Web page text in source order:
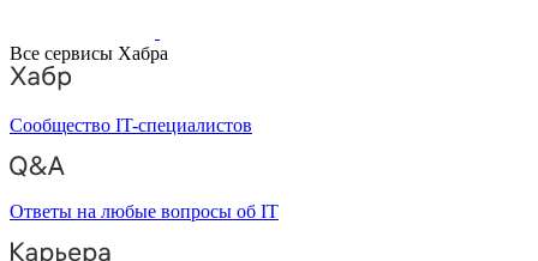
Все сервисы Хабра
Сообщество IT-специалистов
Ответы на любые вопросы об IT